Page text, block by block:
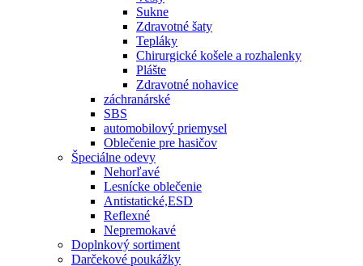
Sukne
Zdravotné šaty
Tepláky
Chirurgické košele a rozhalenky
Plášte
Zdravotné nohavice
záchranárské
SBS
automobilový priemysel
Oblečenie pre hasičov
Špeciálne odevy
Nehorľavé
Lesnícke oblečenie
Antistatické,ESD
Reflexné
Nepremokavé
Doplnkový sortiment
Darčekové poukážky